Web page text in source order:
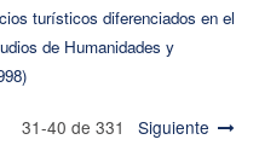
turísticos diferenciados en el
de Humanidades y
31-40 de 331 Siguiente